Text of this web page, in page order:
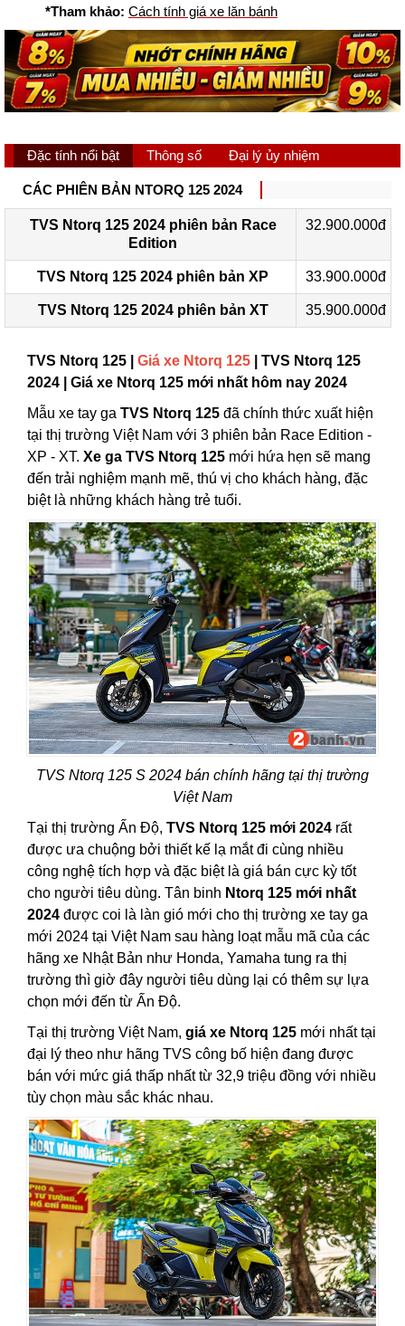
*Tham khảo: Cách tính giá xe lăn bánh
Đặc tính nổi bật Thông số Đại lý ủy nhiệm
CÁC PHIÊN BẢN NTORQ 125 2024
TVS Ntorq 125 2024 phiên bản Race
Edition
32.900.000đ
TVS Ntorq 125 2024 phiên bản XP 33.900.000đ
TVS Ntorq 125 2024 phiên bản XT 35.900.000đ
TVS Ntorq 125 | Giá xe Ntorq 125 | TVS Ntorq 125
2024 | Giá xe Ntorq 125 mới nhất hôm nay 2024
Mẫu xe tay ga TVS Ntorq 125 đã chính thức xuất hiện
tại thị trường Việt Nam với 3 phiên bản Race Edition -
XP - XT. Xe ga TVS Ntorq 125 mới hứa hẹn sẽ mang
đến trải nghiệm mạnh mẽ, thú vị cho khách hàng, đặc
biệt là những khách hàng trẻ tuổi.
TVS Ntorq 125 S 2024 bán chính hãng tại thị trường
Việt Nam
Tại thị trường Ấn Độ, TVS Ntorq 125 mới 2024 rất
được ưa chuộng bởi thiết kế lạ mắt đi cùng nhiều
công nghệ tích hợp và đặc biệt là giá bán cực kỳ tốt
cho người tiêu dùng. Tân binh Ntorq 125 mới nhất
2024 được coi là làn gió mới cho thị trường xe tay ga
mới 2024 tại Việt Nam sau hàng loạt mẫu mã của các
hãng xe Nhật Bản như Honda, Yamaha tung ra thị
trường thì giờ đây người tiêu dùng lại có thêm sự lựa
chọn mới đến từ Ấn Độ.
Tại thị trường Việt Nam, giá xe Ntorq 125 mới nhất tại
đại lý theo như hãng TVS công bố hiện đang được
bán với mức giá thấp nhất từ 32,9 triệu đồng với nhiều
tùy chọn màu sắc khác nhau.